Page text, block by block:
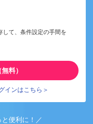
して、条件設定の手間を
料）
インはこちら＞
便利に！／